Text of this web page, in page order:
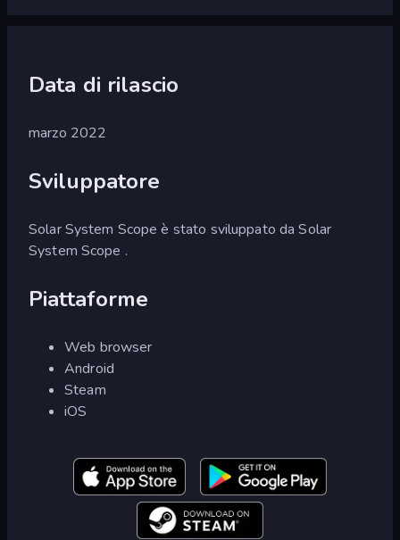
Data di rilascio
marzo 2022
Sviluppatore
Solar System Scope è stato sviluppato da Solar
System Scope .
Piattaforme
Web browser
Android
Steam
iOS